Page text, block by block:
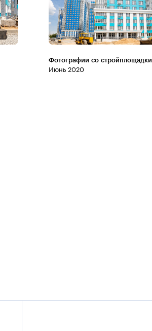
Фотографии со стройплощадки
Июнь 2020